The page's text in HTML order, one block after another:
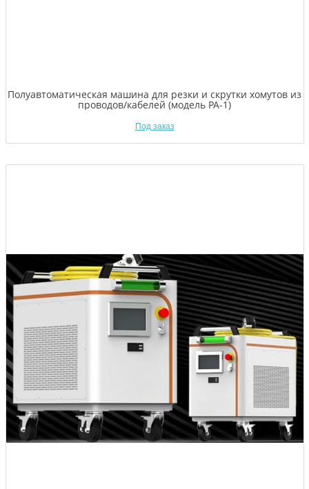
Полуавтоматическая машина для резки и скрутки хомутов из
проводов/кабелей (модель PA-1)
Под заказ